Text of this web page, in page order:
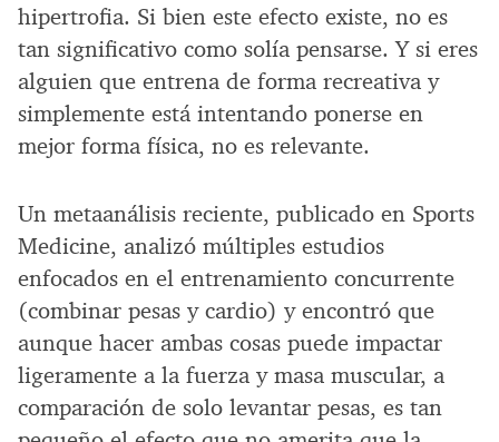
hipertrofia. Si bien este efecto existe, no es
tan significativo como solía pensarse. Y si eres
alguien que entrena de forma recreativa y
simplemente está intentando ponerse en
mejor forma física, no es relevante.
Un metaanálisis reciente, publicado en Sports
Medicine, analizó múltiples estudios
enfocados en el entrenamiento concurrente
(combinar pesas y cardio) y encontró que
aunque hacer ambas cosas puede impactar
ligeramente a la fuerza y masa muscular, a
comparación de solo levantar pesas, es tan